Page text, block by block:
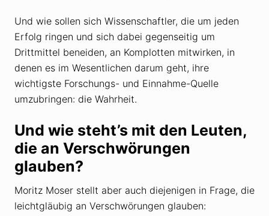
Und wie sollen sich Wissenschaftler, die um jeden
Erfolg ringen und sich dabei gegenseitig um
Drittmittel beneiden, an Komplotten mitwirken, in
denen es im Wesentlichen darum geht, ihre
wichtigste Forschungs- und Einnahme-Quelle
umzubringen: die Wahrheit.
Und wie steht’s mit den Leuten,
die an Verschwörungen
glauben?
Moritz Moser stellt aber auch diejenigen in Frage, die
leichtgläubig an Verschwörungen glauben: